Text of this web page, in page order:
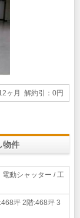
ヶ月 解約引：0円
物件
シャッター / 工
坪 2階:468坪 3